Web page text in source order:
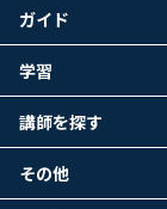
ガイド
学習
講師を探す
その他